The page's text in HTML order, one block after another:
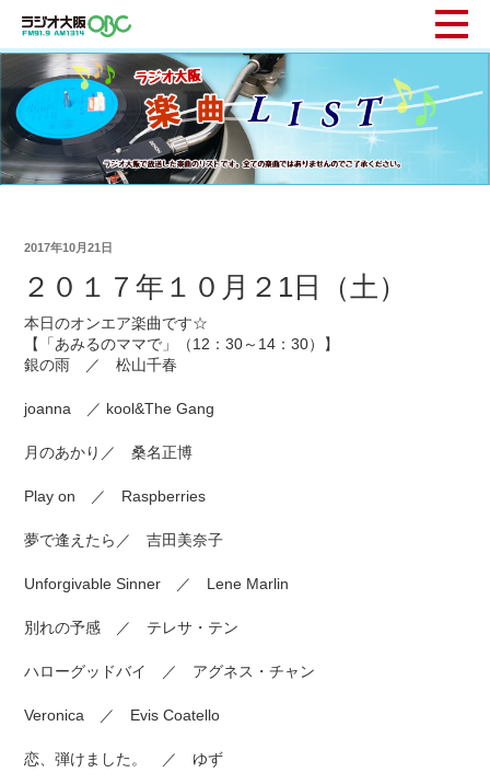
2017年10月21日
２０１７年１０月２1日（土）
本日のオンエア楽曲です☆
【「あみるのママで」（12：30～14：30）】
銀の雨 ／ 松山千春
joanna ／ kool&The Gang
月のあかり／ 桑名正博
Play on ／ Raspberries
夢で逢えたら／ 吉田美奈子
Unforgivable Sinner ／ Lene Marlin
別れの予感 ／ テレサ・テン
ハローグッドバイ ／ アグネス・チャン
Veronica ／ Evis Coatello
恋、弾けました。 ／ ゆず